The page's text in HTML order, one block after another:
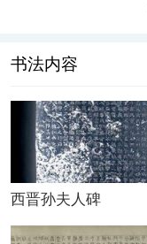
书法内容
西晋孙夫人碑